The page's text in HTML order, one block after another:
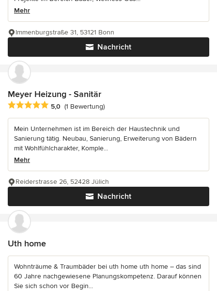
Mehr
Nachricht
Immenburgstraße 31, 53121 Bonn
Meyer Heizung - Sanitär
Durchschnittliche Bewertung: 5 von 5 Sternen
5,0 (1 Bewertung)
Mein Unternehmen ist im Bereich der Haustechnik und
Sanierung tätig. Neubau, Sanierung, Erweiterung von Bädern
mit Wohlfühlcharakter, Komple...
Mehr
Nachricht
Reiderstrasse 26, 52428 Jülich
Uth home
Wohnträume & Traumbäder bei uth home uth home – das sind
60 Jahre nachgewiesene Planungskompetenz. Darauf können
Sie sich schon vor Begin...